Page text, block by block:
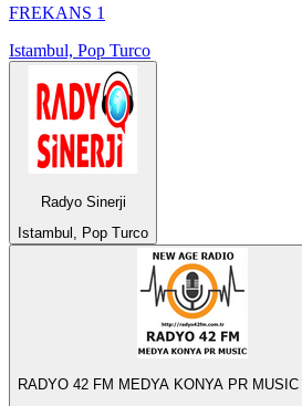
FREKANS 1
Istambul, Pop Turco
Radyo Sinerji
Istambul, Pop Turco
RADYO 42 FM MEDYA KONYA PR